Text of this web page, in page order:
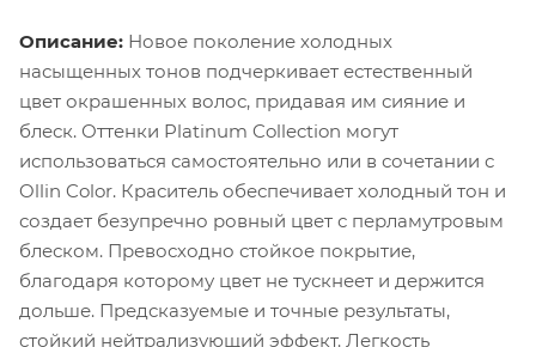
Описание: Новое поколение холодных
насыщенных тонов подчеркивает естественный
цвет окрашенных волос, придавая им сияние и
блеск. Оттенки Platinum Collection могут
использоваться самостоятельно или в сочетании с
Ollin Color. Краситель обеспечивает холодный тон и
создает безупречно ровный цвет с перламутровым
блеском. Превосходно стойкое покрытие,
благодаря которому цвет не тускнеет и держится
дольше. Предсказуемые и точные результаты,
стойкий нейтрализующий эффект. Легкость